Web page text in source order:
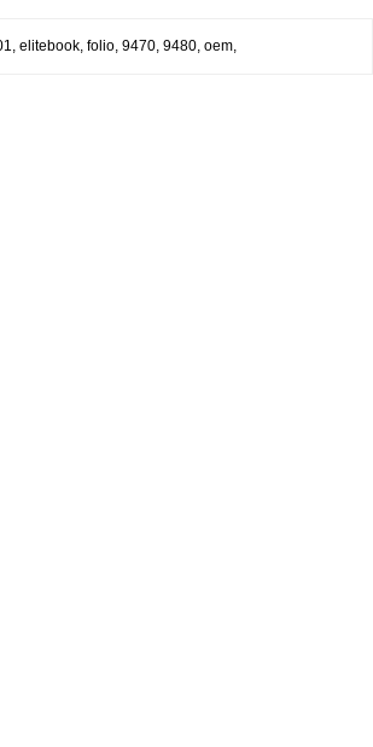
, elitebook, folio, 9470, 9480, oem,